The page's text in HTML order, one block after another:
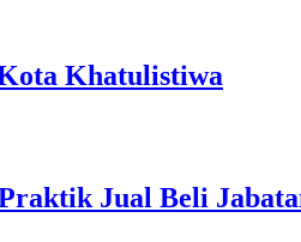
Khatulistiwa
Jual Beli